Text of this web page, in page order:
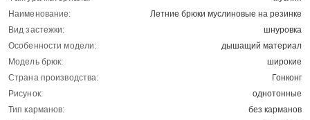
Наименование:
Летние брюки муслиновые на резинке
Вид застежки:
шнуровка
Особенности модели:
дышащий материал
Модель брюк:
широкие
Страна производства:
Гонконг
Рисунок:
однотонные
Тип карманов:
без карманов